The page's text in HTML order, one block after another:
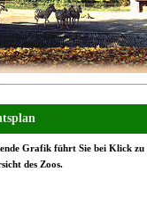
Grafik führt Sie bei Klick zu
des Zoos.